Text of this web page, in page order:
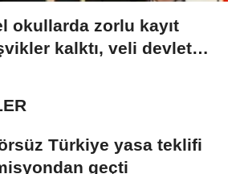
okullarda zorlu kayıt
kalktı, veli devlet
Türkiye yasa teklifi
geçti